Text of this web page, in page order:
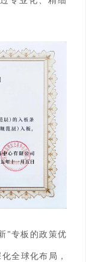
"专板的政策优
全球化布局，